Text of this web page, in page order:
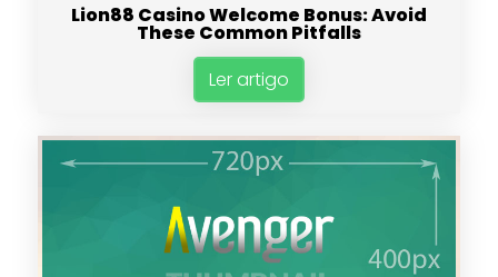
Lion88 Casino Welcome Bonus: Avoid
These Common Pitfalls
Ler artigo